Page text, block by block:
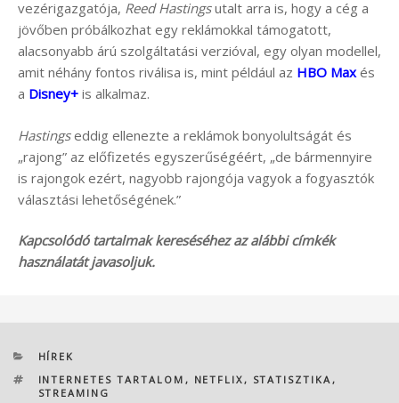
vezérigazgatója, Reed Hastingsutalt arra is, hogy a cég a
jövőben próbálkozhat egy reklámokkal támogatott,
alacsonyabb árú szolgáltatási verzióval, egy olyan modellel,
amit néhány fontos riválisa is, mint például az HBO Maxés
a Disney+ is alkalmaz.
Hastingseddig ellenezte a reklámok bonyolultságát és
„rajong” az előfizetés egyszerűségéért, „de bármennyire
is rajongok ezért, nagyobb rajongója vagyok a fogyasztók
választási lehetőségének.”
Kapcsolódó tartalmak kereséséhez az alábbi címkék
használatát javasoljuk.
KATEGÓRIÁK
HÍREK
CÍMKÉK
INTERNETES TARTALOM , NETFLIX , STATISZTIKA ,
STREAMING